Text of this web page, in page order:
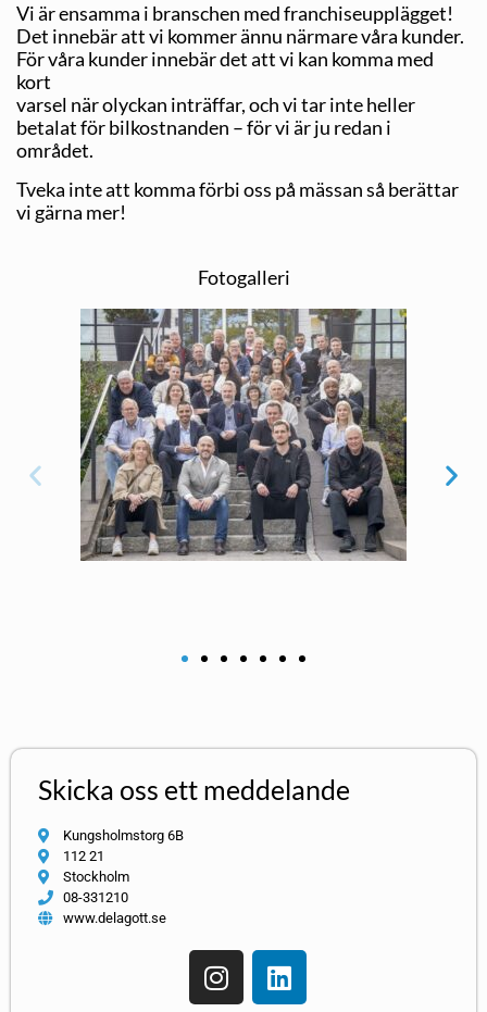
Vi är ensamma i branschen med franchiseupplägget!
Det innebär att vi kommer ännu närmare våra kunder.
För våra kunder innebär det att vi kan komma med
kort
varsel när olyckan inträffar, och vi tar inte heller
betalat för bilkostnanden – för vi är ju redan i
området.
Tveka inte att komma förbi oss på mässan så berättar
vi gärna mer!
Fotogalleri
Skicka oss ett meddelande
Kungsholmstorg 6B
112 21
Stockholm
08-331210
www.delagott.se